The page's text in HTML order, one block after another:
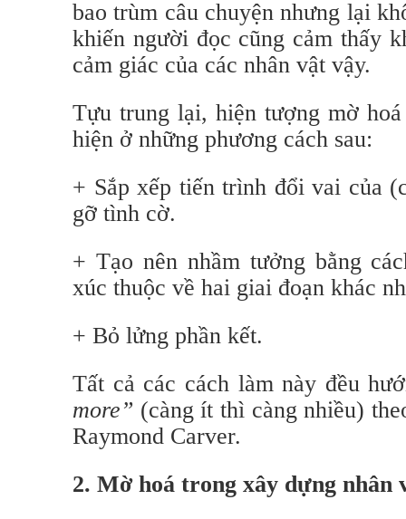
bao trùm câu chuyện nhưng lại
khiến người đọc cũng cảm thấy
cảm giác của các nhân vật vậy.
Tựu trung lại, hiện tượng mờ
hiện ở những phương cách sau:
+ Sắp xếp tiến trình đổi vai của
gỡ tình cờ.
+ Tạo nên nhầm tưởng bằng
xúc thuộc về hai giai đoạn khác
+ Bỏ lửng phần kết.
Tất cả các cách làm này đều
more” (càng ít thì càng nhiều)
Raymond Carver.
2. Mờ hoá trong xây dựng nhân